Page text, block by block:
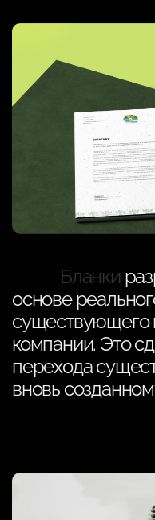
Бланки
основе
существующего
компании. Это
перехода
вновь